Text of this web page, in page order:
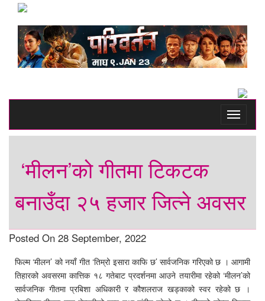
Toggle
‘मीलन’को गीतमा टिकटक
बनाउँदा २५ हजार जित्ने अवसर
Posted On 28 September, 2022
फिल्म ‘मीलन’ को नयाँ गीत ‘तिम्रो इसारा काफि छ’ सार्वजनिक गरिएको छ । आगामी
तिहारको अवसरमा कात्तिक १८ गतेबाट प्रदर्शनमा आउने तयारीमा रहेको ‘मीलन’को
सार्वजनिक गीतमा प्रबिशा अधिकारी र कौशलराज खड्काको स्वर रहेको छ ।